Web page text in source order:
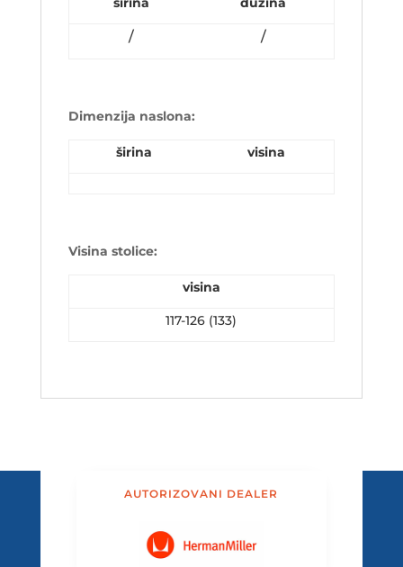
/ /
Dimenzija naslona:
širina visina
Visina stolice:
visina
117-126 (133)
AUTORIZOVANI DEALER